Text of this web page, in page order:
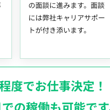
の面談に進みます。面談
には弊社キャリアサポー
トが付き添います。
度でお仕事決定！